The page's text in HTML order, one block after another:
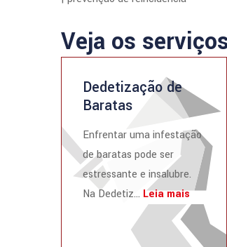
Veja os
Dedetização de
Baratas
Enfrentar uma infestação
de baratas pode ser
estressante e insalubre.
Na Dedetiz... Leia mais